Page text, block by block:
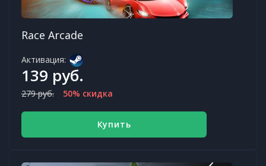
Race Arcade
Активация:
139 руб.
279 руб. 50% скидка
Купить